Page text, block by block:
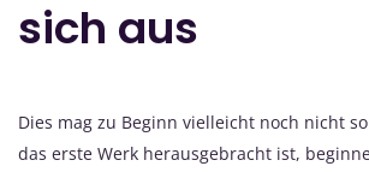
sich aus
Dies mag zu Beginn vielleicht noch nicht
das erste Werk herausgebracht ist,